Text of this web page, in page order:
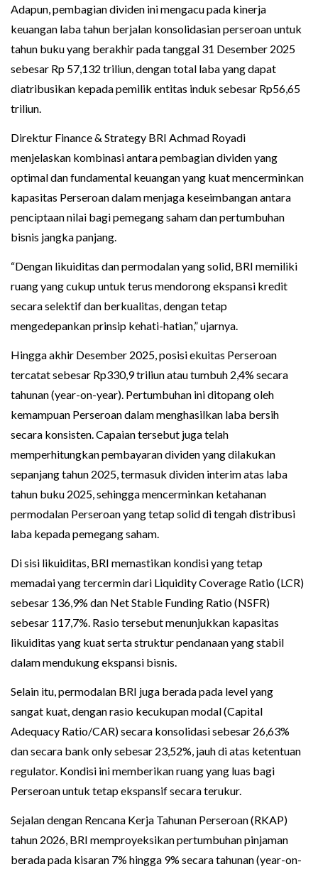
Adapun, pembagian dividen ini mengacu pada kinerja
keuangan laba tahun berjalan konsolidasian perseroan untuk
tahun buku yang berakhir pada tanggal 31 Desember 2025
sebesar Rp 57,132 triliun, dengan total laba yang dapat
diatribusikan kepada pemilik entitas induk sebesar Rp56,65
triliun.
Direktur Finance & Strategy BRI Achmad Royadi
menjelaskan kombinasi antara pembagian dividen yang
optimal dan fundamental keuangan yang kuat mencerminkan
kapasitas Perseroan dalam menjaga keseimbangan antara
penciptaan nilai bagi pemegang saham dan pertumbuhan
bisnis jangka panjang.
“Dengan likuiditas dan permodalan yang solid, BRI memiliki
ruang yang cukup untuk terus mendorong ekspansi kredit
secara selektif dan berkualitas, dengan tetap
mengedepankan prinsip kehati-hatian,” ujarnya.
Hingga akhir Desember 2025, posisi ekuitas Perseroan
tercatat sebesar Rp330,9 triliun atau tumbuh 2,4% secara
tahunan (year-on-year). Pertumbuhan ini ditopang oleh
kemampuan Perseroan dalam menghasilkan laba bersih
secara konsisten. Capaian tersebut juga telah
memperhitungkan pembayaran dividen yang dilakukan
sepanjang tahun 2025, termasuk dividen interim atas laba
tahun buku 2025, sehingga mencerminkan ketahanan
permodalan Perseroan yang tetap solid di tengah distribusi
laba kepada pemegang saham.
Di sisi likuiditas, BRI memastikan kondisi yang tetap
memadai yang tercermin dari Liquidity Coverage Ratio (LCR)
sebesar 136,9% dan Net Stable Funding Ratio (NSFR)
sebesar 117,7%. Rasio tersebut menunjukkan kapasitas
likuiditas yang kuat serta struktur pendanaan yang stabil
dalam mendukung ekspansi bisnis.
Selain itu, permodalan BRI juga berada pada level yang
sangat kuat, dengan rasio kecukupan modal (Capital
Adequacy Ratio/CAR) secara konsolidasi sebesar 26,63%
dan secara bank only sebesar 23,52%, jauh di atas ketentuan
regulator. Kondisi ini memberikan ruang yang luas bagi
Perseroan untuk tetap ekspansif secara terukur.
Sejalan dengan Rencana Kerja Tahunan Perseroan (RKAP)
tahun 2026, BRI memproyeksikan pertumbuhan pinjaman
berada pada kisaran 7% hingga 9% secara tahunan (year-on-